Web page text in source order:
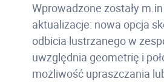
Wprowadzone zostały
aktualizacje: nowa opcja
odbicia lustrzanego w
uwzględnia geometrię i
możliwość upraszczania